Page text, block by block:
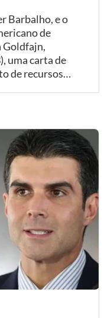
Barbalho, e o
de
Goldfajn,
uma carta de
de recursos…